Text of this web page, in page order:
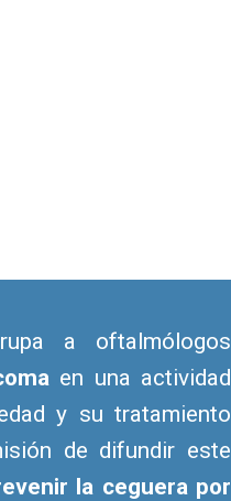
a oftalmólogos
en una actividad
y su tratamiento
de difundir este
la ceguera por